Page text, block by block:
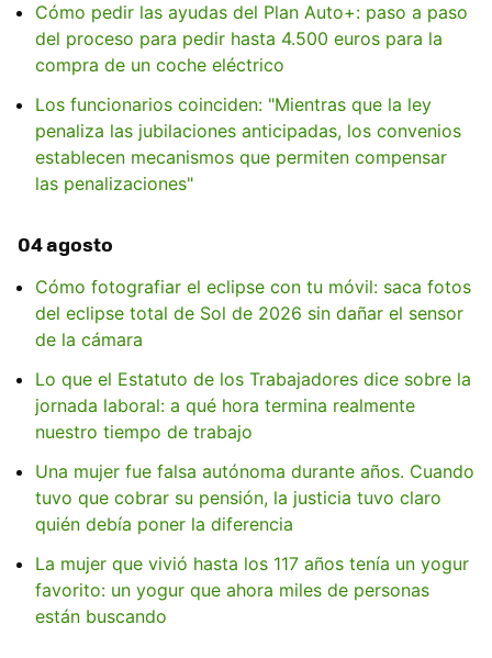
Cómo pedir las ayudas del Plan Auto+: paso a paso
del proceso para pedir hasta 4.500 euros para la
compra de un coche eléctrico
Los funcionarios coinciden: "Mientras que la ley
penaliza las jubilaciones anticipadas, los convenios
establecen mecanismos que permiten compensar
las penalizaciones"
04 agosto
Cómo fotografiar el eclipse con tu móvil: saca fotos
del eclipse total de Sol de 2026 sin dañar el sensor
de la cámara
Lo que el Estatuto de los Trabajadores dice sobre la
jornada laboral: a qué hora termina realmente
nuestro tiempo de trabajo
Una mujer fue falsa autónoma durante años. Cuando
tuvo que cobrar su pensión, la justicia tuvo claro
quién debía poner la diferencia
La mujer que vivió hasta los 117 años tenía un yogur
favorito: un yogur que ahora miles de personas
están buscando